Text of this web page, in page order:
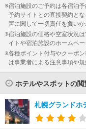
宿泊施設のご予約は各宿泊
予約サイトとの直接契約と
害に関して一切責任を負いか
宿泊施設の価格や空室状況
イトや宿泊施設のホームペ
各種ポイント付与やクーポ
は事業者による注意事項や
ホテルやスポットの閲
札幌グランドホ